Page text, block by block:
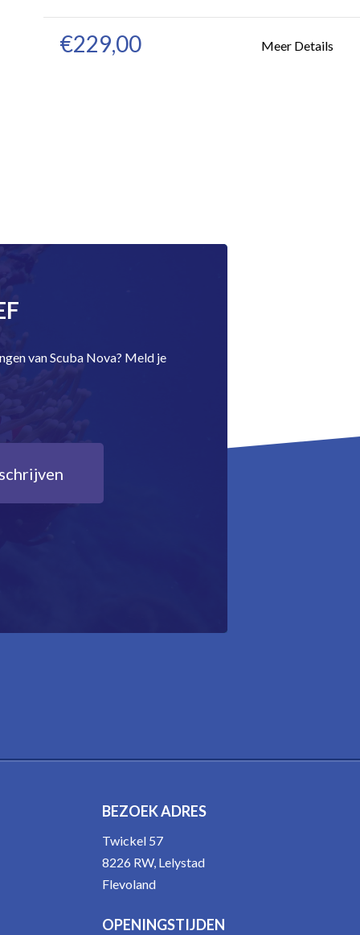
€229,00 Meer Details
van Scuba Nova? Meld je
BEZOEK ADRES
Twickel 57
8226 RW, Lelystad
Flevoland
OPENINGSTIJDEN